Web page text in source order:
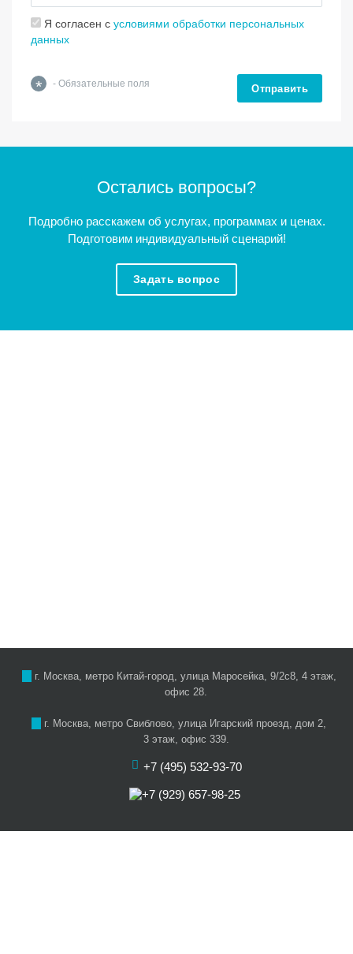
Я согласен с условиями обработки персональных
данных
* - Обязательные поля Отправить
Остались вопросы?
Подробно расскажем об услугах, программах и ценах.
Подготовим индивидуальный сценарий!
Задать вопрос
г. Москва, метро Китай-город, улица Маросейка, 9/2с8, 4 этаж,
офис 28.
г. Москва, метро Свиблово, улица Игарский проезд, дом 2,
3 этаж, офис 339.
+7 (495) 532-93-70
+7 (929) 657-98-25